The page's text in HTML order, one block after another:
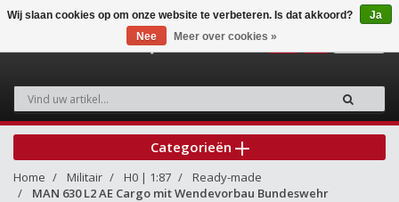
Categorieën
Home Militair H0 | 1:87
Ready-made
MAN 630 L2 AE Cargo mit Wendevorbau Bundeswehr
Wij slaan cookies op om onze website te verbeteren. Is dat akkoord?
Ja
Nee
Meer over cookies »